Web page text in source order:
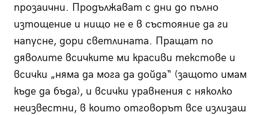
прозаични. Продължават с дни до пълно
изтощение и нищо не е в състояние да ги
напусне, дори светлината. Пращат по
дяволите всичките ми красиви текстове и
всички „няма да мога да дойда“ (защото имам
къде да бъда), и всички уравнения с няколко
неизвестни, в които отговорът все излизаш